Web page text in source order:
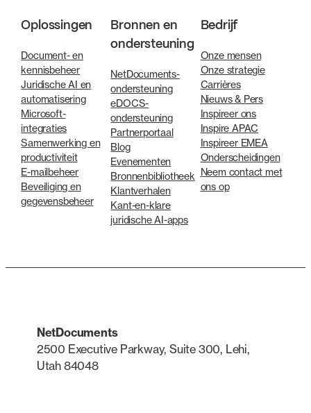
Oplossingen
Document- en
kennisbeheer
Juridische AI en
automatisering
Microsoft-
integraties
Samenwerking en
productiviteit
E-mailbeheer
Beveiliging en
gegevensbeheer
Bronnen en
ondersteuning
NetDocuments-
ondersteuning
eDOCS-
ondersteuning
Partnerportaal
Blog
Evenementen
Bronnenbibliotheek
Klantverhalen
Kant-en-klare
juridische AI-apps
Bedrijf
Onze mensen
Onze strategie
Carrières
Nieuws & Pers
Inspireer ons
Inspire APAC
Inspireer EMEA
Onderscheidingen
Neem contact met
ons op
NetDocuments
2500 Executive Parkway, Suite 300, Lehi,
Utah 84048